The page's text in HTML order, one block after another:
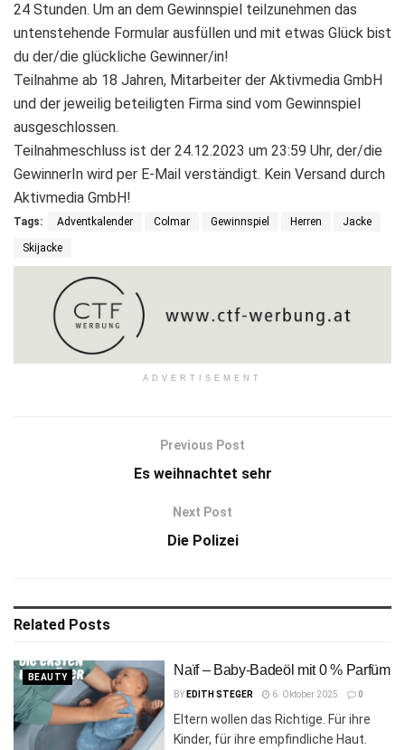
24 Stunden. Um an dem Gewinnspiel teilzunehmen das
untenstehende Formular ausfüllen und mit etwas Glück bist
du der/die glückliche Gewinner/in!
Teilnahme ab 18 Jahren, Mitarbeiter der Aktivmedia GmbH
und der jeweilig beteiligten Firma sind vom Gewinnspiel
ausgeschlossen.
Teilnahmeschluss ist der 24.12.2023 um 23:59 Uhr, der/die
GewinnerIn wird per E-Mail verständigt. Kein Versand durch
Aktivmedia GmbH!
Tags: Adventkalender Colmar Gewinnspiel Herren Jacke
Skijacke
ADVERTISEMENT
Previous Post
Es weihnachtet sehr
Next Post
Die Polizei
Related Posts
BEAUTY Naïf – Baby-Badeöl mit 0 % Parfüm
BY EDITH STEGER 6. Oktober 2025 0
Eltern wollen das Richtige. Für ihre
Kinder, für ihre empfindliche Haut.